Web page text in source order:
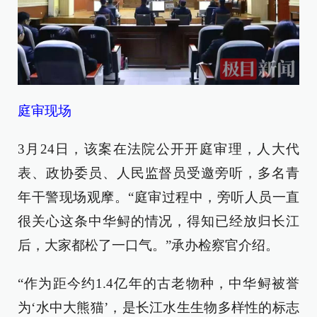
庭审现场
3月24日，该案在法院公开开庭审理，人大代
表、政协委员、人民监督员受邀旁听，多名青
年干警现场观摩。“庭审过程中，旁听人员一直
很关心这条中华鲟的情况，得知已经放归长江
后，大家都松了一口气。”承办检察官介绍。
“作为距今约1.4亿年的古老物种，中华鲟被誉
为‘水中大熊猫’，是长江水生生物多样性的标志